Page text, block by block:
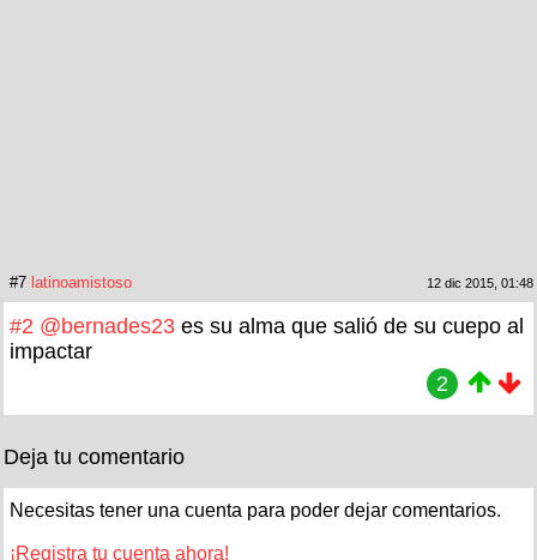
#7 latinoamistoso 12 dic 2015, 01:48
#2 @bernades23 es su alma que salió de su cuepo al
impactar
2
Deja tu comentario
Necesitas tener una cuenta para poder dejar comentarios.
¡Registra tu cuenta ahora!